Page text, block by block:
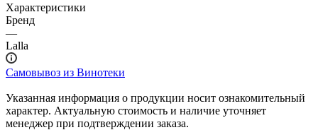
Характеристики
Бренд
—
Lalla
Самовывоз из Винотеки
Указанная информация о продукции носит ознакомительный
характер. Актуальную стоимость и наличие уточняет
менеджер при подтверждении заказа.